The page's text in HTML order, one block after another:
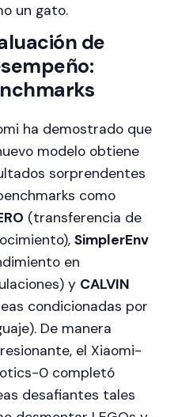
un gato.
de
ha demostrado que
modelo obtiene
sorprendentes
como
(transferencia de
SimplerEnv
en
y CALVIN
condicionadas por
De manera
el Xiaomi-
0 completó
desafiantes tales